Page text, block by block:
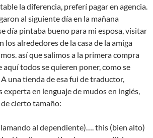
la diferencia, preferí pagar en agencia.
al siguiente día en la mañana
día pintaba bueno para mi esposa, visitar
los alrededores de la casa de la amiga
así que salimos a la primera compra
aquí todos se quieren poner, como se
una tienda de esa fui de traductor,
experta en lenguaje de mudos en inglés,
cierto tamaño:
al dependiente)…. this (bien alto)